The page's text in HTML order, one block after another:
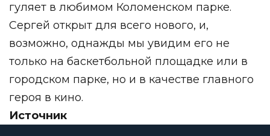
гуляет в любимом Коломенском парке.
Сергей открыт для всего нового, и,
возможно, однажды мы увидим его не
только на баскетбольной площадке или в
городском парке, но и в качестве главного
героя в кино.
Источник